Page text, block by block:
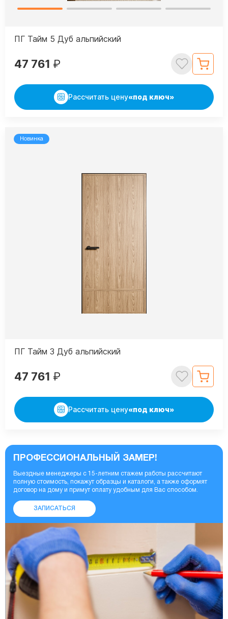
ПГ Тайм 5 Дуб альпийский
47 761 ₽
Рассчитать цену«под ключ»
Новинка
ПГ Тайм 3 Дуб альпийский
47 761 ₽
Рассчитать цену«под ключ»
ПРОФЕССИОНАЛЬНЫЙ ЗАМЕР!
Выездные менеджеры с 15-летним стажем работы рассчитают
полную стоимость, покажут образцы и каталоги, а также оформят
договор на дому и примут оплату удобным для Вас способом.
ЗАПИСАТЬСЯ